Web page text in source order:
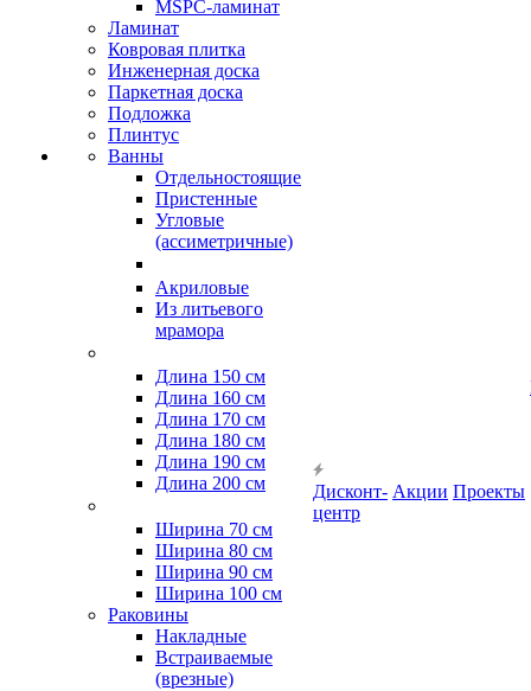
MSPC-ламинат
Ламинат
Ковровая плитка
Инженерная доска
Паркетная доска
Подложка
Плинтус
Ванны
Отдельностоящие
Пристенные
Угловые
(ассиметричные)
Акриловые
Из литьевого
мрамора
Длина 150 см
Длина 160 см
Длина 170 см
Длина 180 см
Длина 190 см
Длина 200 см
Ширина 70 см
Ширина 80 см
Ширина 90 см
Ширина 100 см
Раковины
Накладные
Встраиваемые
(врезные)
Дисконт-
центр
Акции Проекты